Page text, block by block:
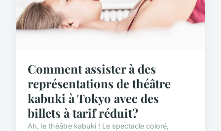
Comment assister à des
représentations de théâtre
kabuki à Tokyo avec des
billets à tarif réduit?
Ah, le théâtre kabuki ! Le spectacle coloré,